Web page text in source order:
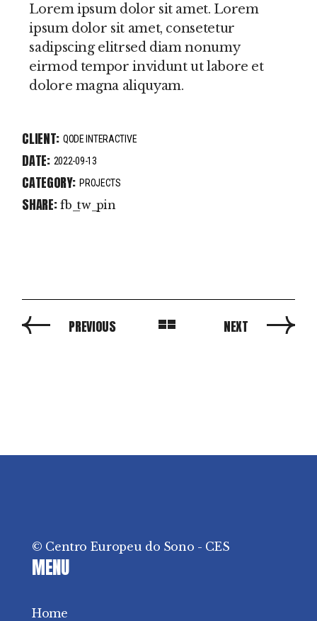
Lorem ipsum dolor sit amet. Lorem
ipsum dolor sit amet, consetetur
sadipscing elitrsed diam nonumy
eirmod tempor invidunt ut labore et
dolore magna aliquyam.
CLIENT: QODE INTERACTIVE
DATE: 2022-09-13
CATEGORY: PROJECTS
SHARE: fb tw pin
PREVIOUS NEXT
© Centro Europeu do Sono - CES
MENU
Home